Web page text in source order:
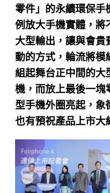
零件」的永續環保手
例放大手機實體，將
大型輸出，讓與會貴
動的方式，輪流將模
組起舞台正中間的
機，而放上最後一
型手機外圈亮起，象
也有預祝產品上市大